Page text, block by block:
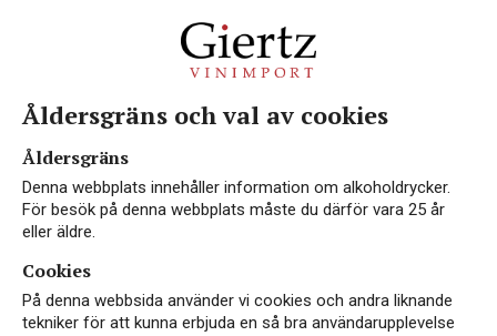
Vin från Vacqueyras
Vacqueyras ligger i södra Rhônedalen, vid foten
av berget Montmirail, drygt en mil öster om
Åldersgräns och val av cookies
Åldersgräns
Denna webbplats innehåller information om alkoholdrycker.
För besök på denna webbplats måste du därför vara 25 år
eller äldre.
Cookies
På denna webbsida använder vi cookies och andra liknande
tekniker för att kunna erbjuda en så bra användarupplevelse